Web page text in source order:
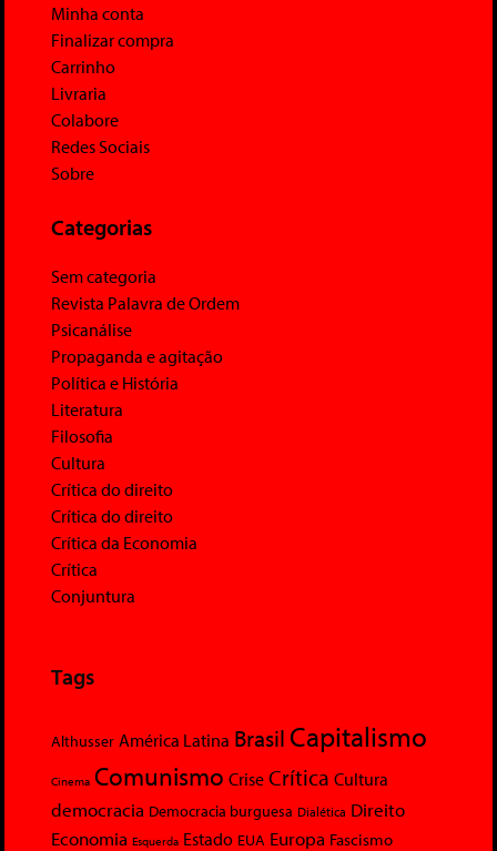
Minha conta
Finalizar compra
Carrinho
Livraria
Colabore
Redes Sociais
Sobre
Categorias
Sem categoria
Revista Palavra de Ordem
Psicanálise
Propaganda e agitação
Política e História
Literatura
Filosofia
Cultura
Crítica do direito
Crítica do direito
Crítica da Economia
Crítica
Conjuntura
Tags
Althusser América Latina Brasil Capitalismo
Cinema Comunismo Crise Crítica Cultura
democracia Democracia burguesa Dialética Direito
Economia Esquerda Estado EUA Europa Fascismo